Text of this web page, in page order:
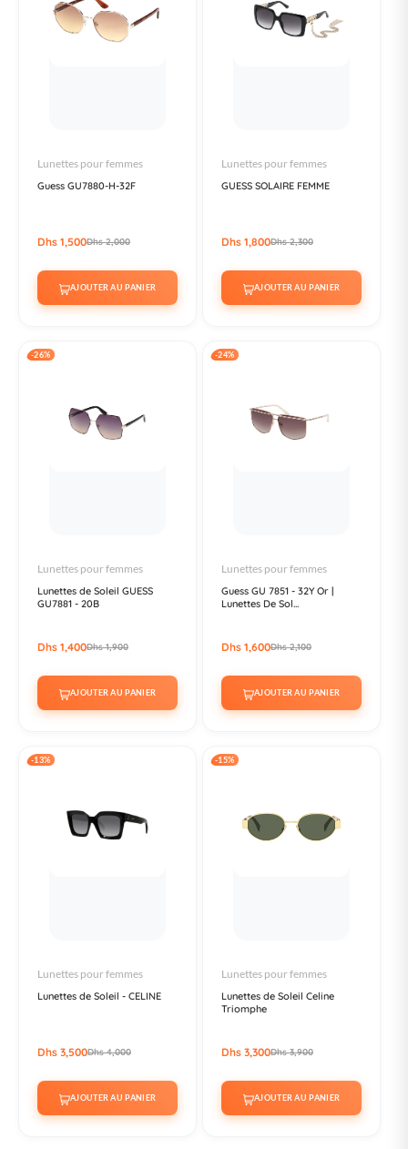
Lunettes pour femmes
Guess GU7880-H-32F
Dhs 1,500Dhs 2,000
AJOUTER AU PANIER
Lunettes pour femmes
GUESS SOLAIRE FEMME
Dhs 1,800Dhs 2,300
AJOUTER AU PANIER
-26%
Lunettes pour femmes
Lunettes de Soleil GUESS
GU7881 - 20B
Dhs 1,400Dhs 1,900
AJOUTER AU PANIER
-24%
Lunettes pour femmes
Guess GU 7851 - 32Y Or |
Lunettes De Sol...
Dhs 1,600Dhs 2,100
AJOUTER AU PANIER
-13%
Lunettes pour femmes
Lunettes de Soleil - CELINE
Dhs 3,500Dhs 4,000
AJOUTER AU PANIER
-15%
Lunettes pour femmes
Lunettes de Soleil Celine
Triomphe
Dhs 3,300Dhs 3,900
AJOUTER AU PANIER